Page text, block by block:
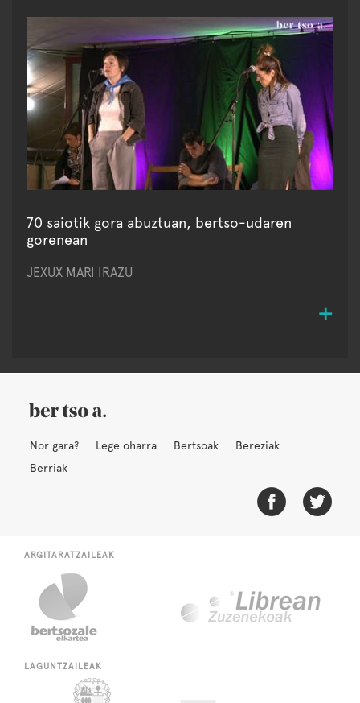
70 saiotik gora abuztuan, bertso-udaren
gorenean
JEXUX MARI IRAZU
Nor gara? Lege oharra Bertsoak
Bereziak
Berriak
ARGITARATZAILEAK
LAGUNTZAILEAK